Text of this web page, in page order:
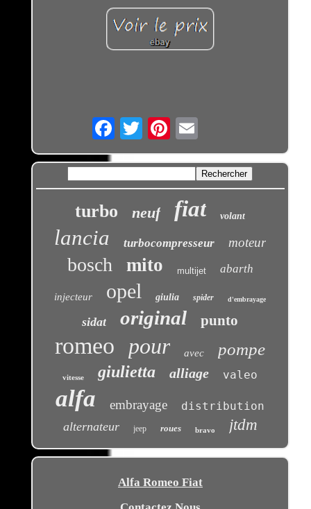
Email
turbo neuf fiat volant
lancia turbocompresseur moteur
bosch mito multijet abarth
injecteur opel giulia spider d'embrayage
sidat original punto
romeo pour avec pompe
vitesse giulietta alliage valeo
alfa embrayage distribution
alternateur jeep roues bravo jtdm
Alfa Romeo Fiat